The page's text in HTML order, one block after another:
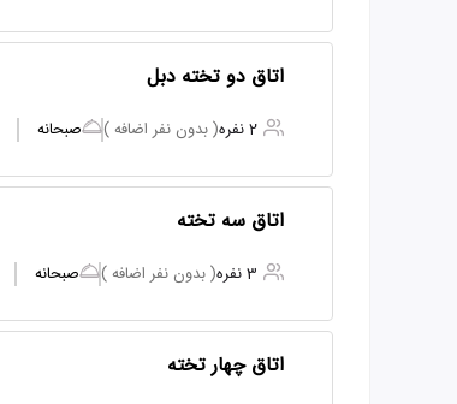
اتاق دو تخته دبل
2 نفره ( بدون نفر اضافه ) صبحانه
اتاق سه تخته
3 نفره ( بدون نفر اضافه ) صبحانه
اتاق چهار تخته